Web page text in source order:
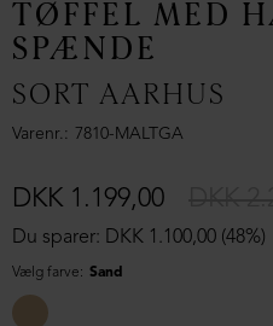
TØFFEL MED
SPÆNDE
SORT AARHUS
Varenr. 7810-MALTGA
Du sparer: DKK 1.100,00 (48%)
DKK 1.199,00
Vælg farve: Sand